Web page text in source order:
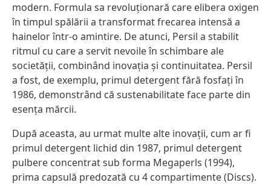
modern. Formula sa revoluționară care elibera oxigen
în timpul spălării a transformat frecarea intensă a
hainelor într-o amintire. De atunci, Persil a stabilit
ritmul cu care a servit nevoile în schimbare ale
societății, combinând inovația și continuitatea. Persil
a fost, de exemplu, primul detergent fără fosfați în
1986, demonstrând că sustenabilitate face parte din
esența mărcii.
După aceasta, au urmat multe alte inovații, cum ar fi
primul detergent lichid din 1987, primul detergent
pulbere concentrat sub forma Megaperls (1994),
prima capsulă predozată cu 4 compartimente(Discs).